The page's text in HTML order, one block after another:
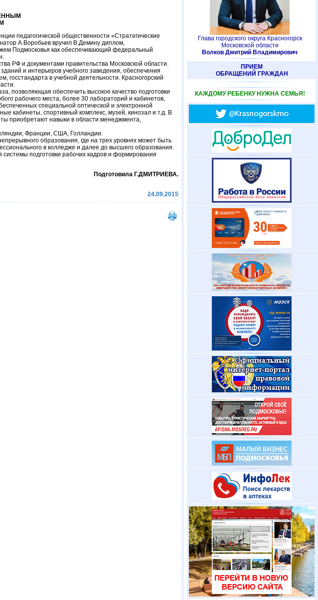
педагогической общественности «Стратегические
А.Воробьев вручил В.Демину диплом,
Подмосковья как обеспечивающий федеральный
РФ и документами правительства Московской области.
и интерьеров учебного заведения, обеспечения
в учебной деятельности. Красногорский
позволяющая обеспечить высокое качество подготовки
рабочего места, более 30 лабораторий и кабинетов,
специальной оптической и электронной
кабинеты, спортивный комплекс, музей, кинозал и т.д. В
приобретают навыки в области менеджмента,
Франции, США, Голландии.
образования, где на трех уровнях может быть
в колледже и далее до высшего образования.
системы подготовки рабочих кадров и формирования
Подготовила Г.ДМИТРИЕВА.
24.09.2015
Глава городского округа Красногорск
Московской области
Волков Дмитрий Владимирович
ПРИЕМ
ОБРАЩЕНИЙ ГРАЖДАН
КАЖДОМУ РЕБЕНКУ НУЖНА СЕМЬЯ!